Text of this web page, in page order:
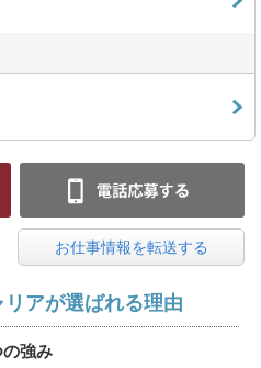
お仕事情報を転送する
アが選ばれる理由
の強み